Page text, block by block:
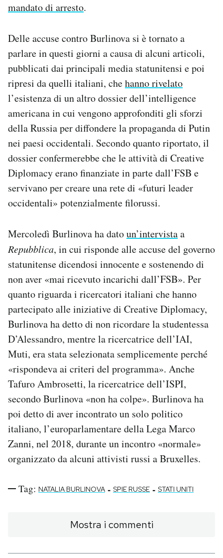
mandato di arresto.
Delle accuse contro Burlinova si è tornato a
parlare in questi giorni a causa di alcuni articoli,
pubblicati dai principali media statunitensi e poi
ripresi da quelli italiani, chehanno rivelato
l’esistenza di un altro dossier dell’intelligence
americana in cui vengono approfonditi gli sforzi
della Russia per diffondere la propaganda di Putin
nei paesi occidentali. Secondo quanto riportato, il
dossier confermerebbe che le attività di Creative
Diplomacy erano finanziate in parte dall’FSB e
servivano per creare una rete di «futuri leader
occidentali» potenzialmente filorussi.
Mercoledì Burlinova ha datoun’intervistaa
Repubblica, in cui risponde alle accuse del governo
statunitense dicendosi innocente e sostenendo di
non aver «mai ricevuto incarichi dall’FSB». Per
quanto riguarda i ricercatori italiani che hanno
partecipato alle iniziative di Creative Diplomacy,
Burlinova ha detto di non ricordare la studentessa
D’Alessandro, mentre la ricercatrice dell’IAI,
Muti, era stata selezionata semplicemente perché
«rispondeva ai criteri del programma». Anche
Tafuro Ambrosetti, la ricercatrice dell’ISPI,
secondo Burlinova «non ha colpe». Burlinova ha
poi detto di aver incontrato un solo politico
italiano, l’europarlamentare della Lega Marco
Zanni, nel 2018, durante un incontro «normale»
organizzato da alcuni attivisti russi a Bruxelles.
Tag: NATALIA BURLINOVA - SPIE RUSSE - STATI UNITI
Mostra i commenti